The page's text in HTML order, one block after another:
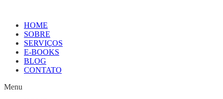
HOME
SOBRE
SERVIÇOS
E-BOOKS
BLOG
CONTATO
Menu